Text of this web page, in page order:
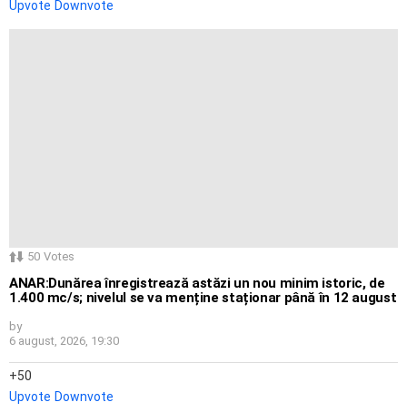
Upvote Downvote
50 Votes
ANAR:Dunărea înregistrează astăzi un nou minim istoric, de
1.400 mc/s; nivelul se va menține staționar până în 12 august
by
6 august, 2026, 19:30
50
Upvote Downvote